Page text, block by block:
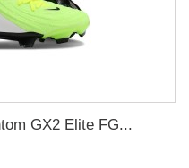
GX2 Elite FG...